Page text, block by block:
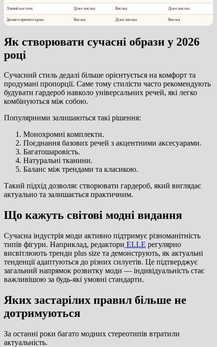
Лляний костюм Дуже висока Висока Дуже висока
Джинси прямого крою Висока Дуже висока Висока
Як створювати сучасні образи у 2026
році
Сучасний стиль дедалі більше орієнтується на комфорт та
продумані пропорції. Саме тому стилісти часто рекомендують
будувати гардероб навколо універсальних речей, які легко
комбінуються між собою.
Популярними залишаються такі рішення:
Монохромні комплекти.
Поєднання базових речей з акцентними аксесуарами.
Багатошаровість.
Натуральні тканини.
Баланс між трендами та класикою.
Такий підхід дозволяє створювати гардероб, який виглядає
актуально та залишається практичним.
Що кажуть світові модні видання
Сучасна індустрія моди активно підтримує різноманітність
типів фігури. Наприклад, редактори ELLE регулярно
висвітлюють тренди plus size та демонструють, як актуальні
тенденції адаптуються до різних силуетів. Це підтверджує
загальний напрямок розвитку моди — індивідуальність стає
важливішою за будь-які умовні стандарти.
Яких застарілих правил більше не
дотримуються
За останні роки багато модних стереотипів втратили
актуальність.